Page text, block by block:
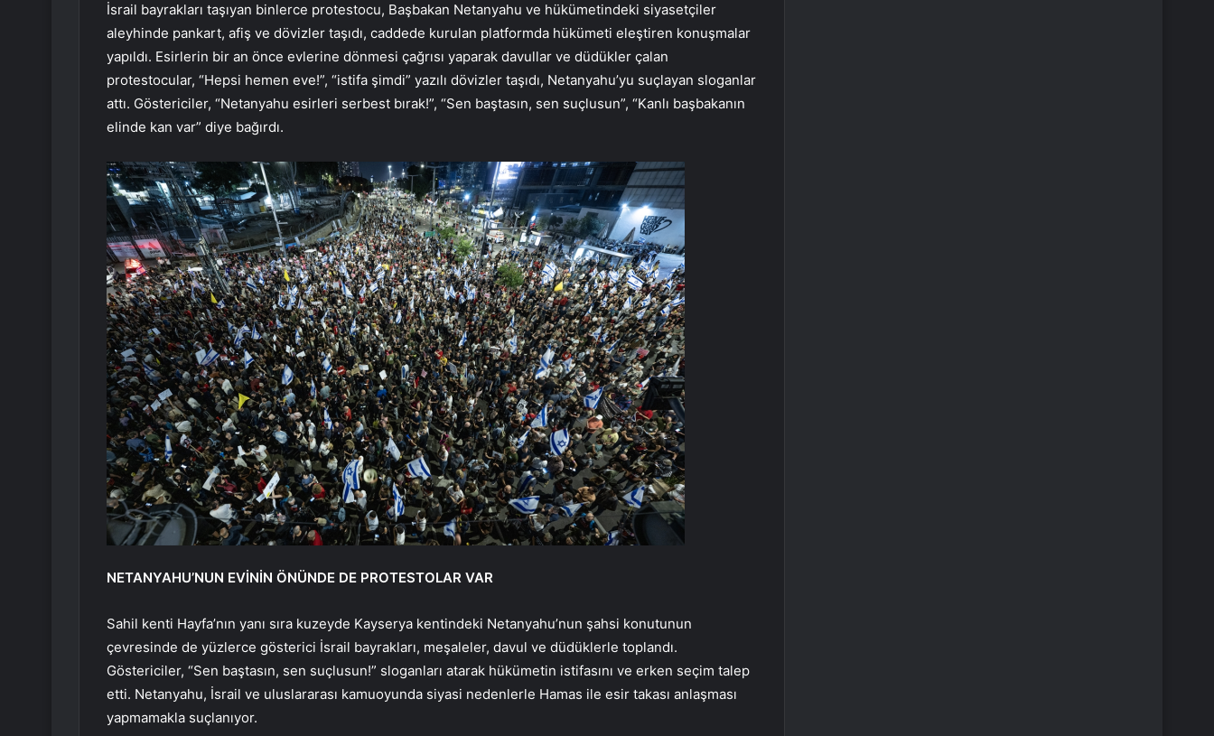
İsrail bayrakları taşıyan binlerce protestocu, Başbakan Netanyahu ve hükümetindeki siyasetçiler
aleyhinde pankart, afiş ve dövizler taşıdı, caddede kurulan platformda hükümeti eleştiren konuşmalar
yapıldı. Esirlerin bir an önce evlerine dönmesi çağrısı yaparak davullar ve düdükler çalan
protestocular, “Hepsi hemen eve!”, “istifa şimdi” yazılı dövizler taşıdı, Netanyahu’yu suçlayan sloganlar
attı. Göstericiler, “Netanyahu esirleri serbest bırak!”, “Sen baştasın, sen suçlusun”, “Kanlı başbakanın
elinde kan var” diye bağırdı.
NETANYAHU’NUN EVİNİN ÖNÜNDE DE PROTESTOLAR VAR
Sahil kenti Hayfa’nın yanı sıra kuzeyde Kayserya kentindeki Netanyahu’nun şahsi konutunun
çevresinde de yüzlerce gösterici İsrail bayrakları, meşaleler, davul ve düdüklerle toplandı.
Göstericiler, “Sen baştasın, sen suçlusun!” sloganları atarak hükümetin istifasını ve erken seçim talep
etti. Netanyahu, İsrail ve uluslararası kamuoyunda siyasi nedenlerle Hamas ile esir takası anlaşması
yapmamakla suçlanıyor.